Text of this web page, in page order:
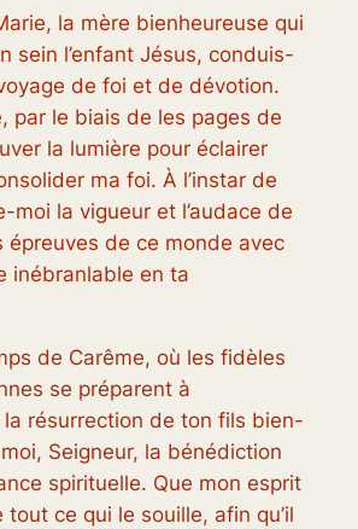
la mère bienheureuse qui
sein l’enfant Jésus, conduis-
de foi et de dévotion.
par le biais de les pages de
la lumière pour éclairer
ma foi. À l’instar de
moi la vigueur et l’audace de
épreuves de ce monde avec
inébranlable en ta
de Carême, où les fidèles
se préparent à
la résurrection de ton fils bien-
Seigneur, la bénédiction
spirituelle. Que mon esprit
ce qui le souille, afin qu’il